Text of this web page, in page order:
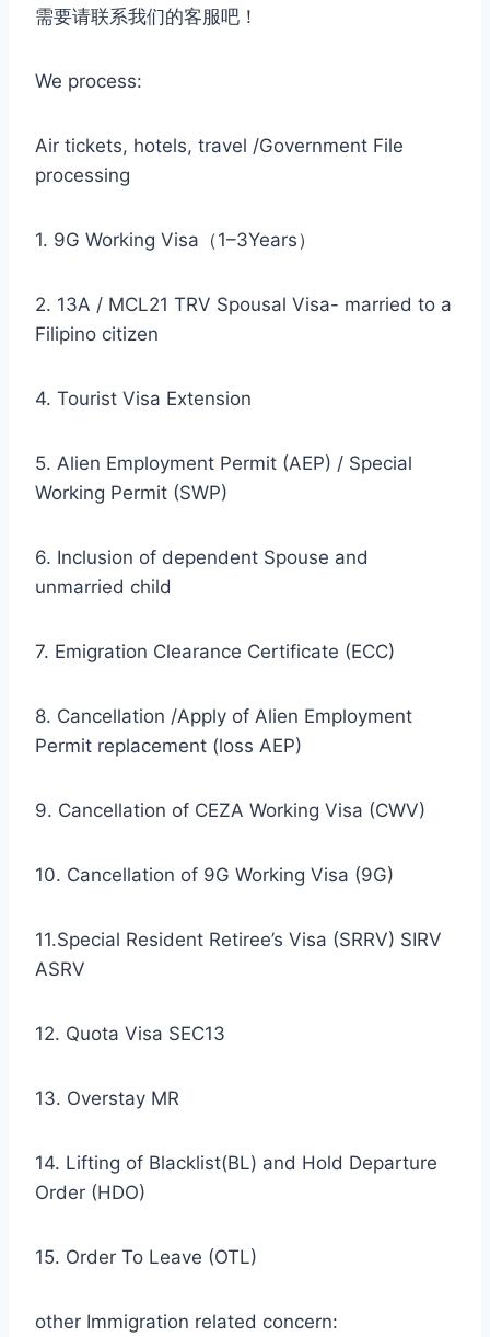
需要请联系我们的客服吧！
We process:
Air tickets, hotels, travel /Government File
processing
1. 9G Working Visa（1–3Years）
2. 13A / MCL21 TRV Spousal Visa- married to a
Filipino citizen
4. Tourist Visa Extension
5. Alien Employment Permit (AEP) / Special
Working Permit (SWP)
6. Inclusion of dependent Spouse and
unmarried child
7. Emigration Clearance Certificate (ECC)
8. Cancellation /Apply of Alien Employment
Permit replacement (loss AEP)
9. Cancellation of CEZA Working Visa (CWV)
10. Cancellation of 9G Working Visa (9G)
11.Special Resident Retiree’s Visa (SRRV) SIRV
ASRV
12. Quota Visa SEC13
13. Overstay MR
14. Lifting of Blacklist(BL) and Hold Departure
Order (HDO)
15. Order To Leave (OTL)
other Immigration related concern: